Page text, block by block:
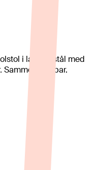
i lakkert stål med
Sammenleggbar.